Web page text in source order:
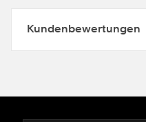
Kundenbewertungen